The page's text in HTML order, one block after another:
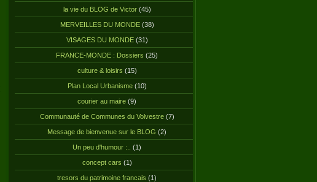
la vie du BLOG de Victor(45)
MERVEILLES DU MONDE(38)
VISAGES DU MONDE(31)
FRANCE-MONDE : Dossiers (25)
culture & loisirs (15)
Plan Local Urbanisme(10)
courier au maire (9)
Communauté de Communes du Volvestre(7)
Message de bienvenue sur le BLOG (2)
Un peu d'humour :.. (1)
concept cars (1)
tresors du patrimoine francais (1)